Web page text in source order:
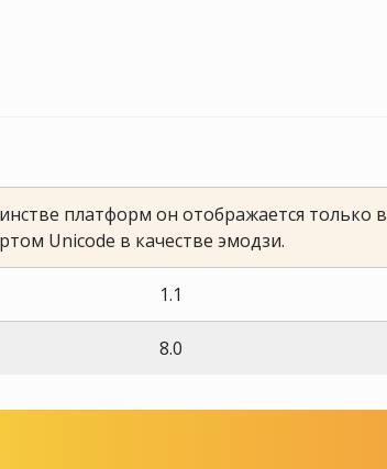
платформ он отображается только в
Unicode в качестве эмодзи.
1.1
8.0